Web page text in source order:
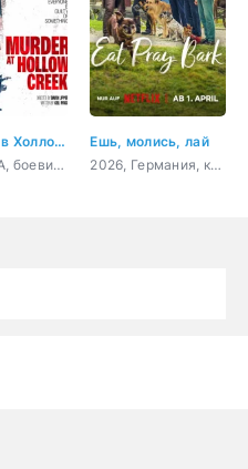
Убийство в Холлоу Крик
2024, США, боевик, триллер, комедия
Ешь, молись, лай
2026, Германия, комедия